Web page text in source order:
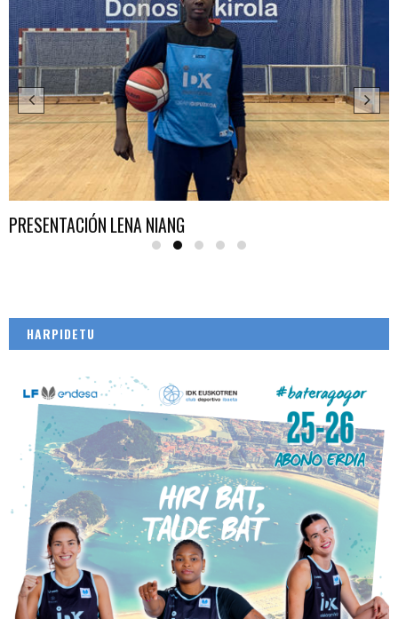
PRESENTACIÓN LENA NIANG
HARPIDETU